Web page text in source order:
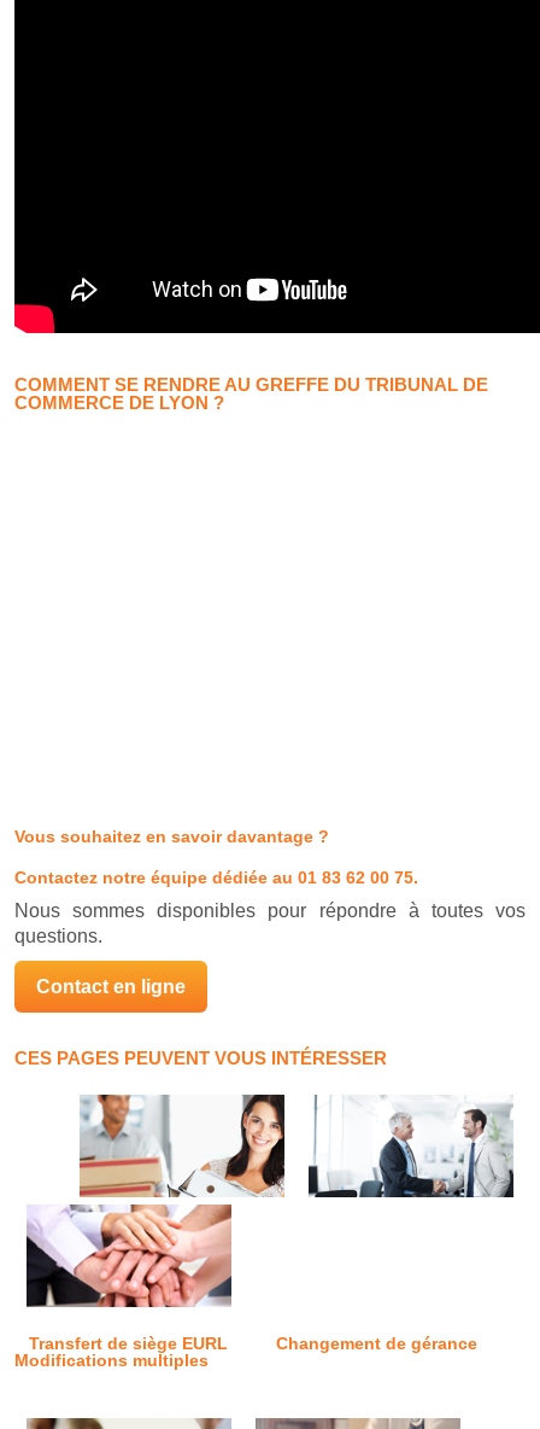
COMMENT SE RENDRE AU GREFFE DU TRIBUNAL DE
COMMERCE DE LYON ?
Vous souhaitez en savoir davantage ?
Contactez notre équipe dédiée au 01 83 62 00 75.
Nous sommes disponibles pour répondre à toutes vos
questions.
Contact en ligne
CES PAGES PEUVENT VOUS INTÉRESSER
Transfert de siège EURL
Changement de gérance
Modifications multiples